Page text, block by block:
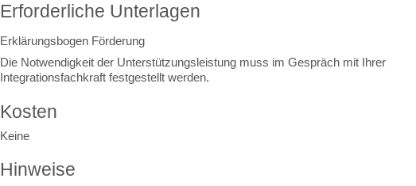
Erforderliche Unterlagen
Erklärungsbogen Förderung
Die Notwendigkeit der Unterstützungsleistung muss im Gespräch mit Ihrer
Integrationsfachkraft festgestellt werden.
Kosten
Keine
Hinweise